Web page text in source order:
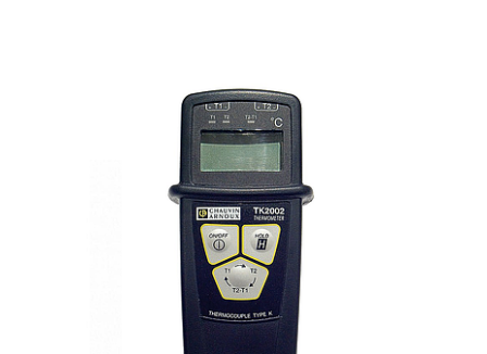
chọn tối ưu cho các dự án yêu cầu tính linh hoạt và độ